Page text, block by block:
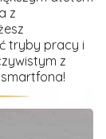
z
tryby pracy i
z